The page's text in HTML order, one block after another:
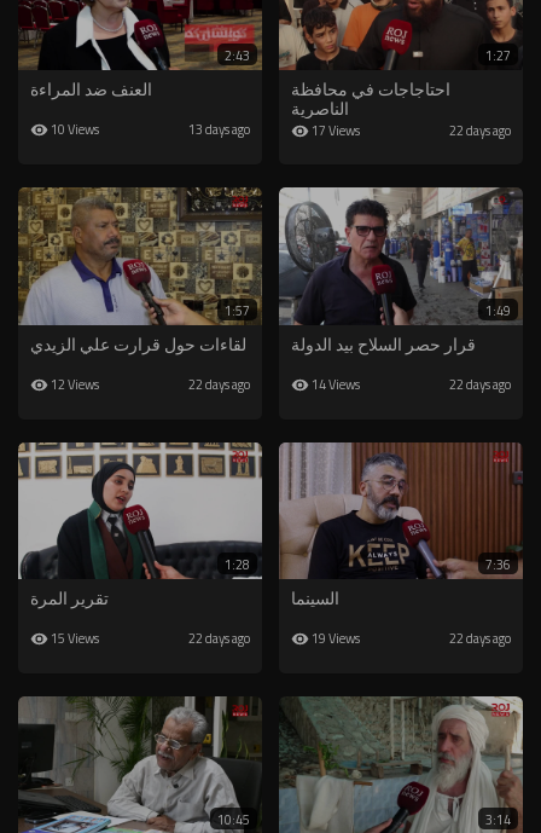
2:43
العنف ضد المراءة
10 Views 13 days ago
1:27
احتاجاجات في محافظة
الناصرية
17 Views 22 days ago
1:57
لقاءات حول قرارت علي الزيدي
12 Views 22 days ago
1:49
قرار حصر السلاح بيد الدولة
14 Views 22 days ago
1:28
تقرير المرة
15 Views 22 days ago
7:36
السينما
19 Views 22 days ago
10:45 3:14